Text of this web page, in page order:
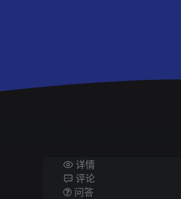
详情
评论
问答